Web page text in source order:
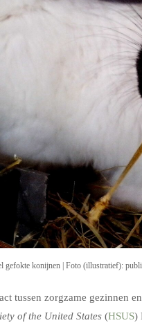
gefokte konijnen | Foto (illustratief):
tussen zorgzame gezinnen
of the United States (HSUS)